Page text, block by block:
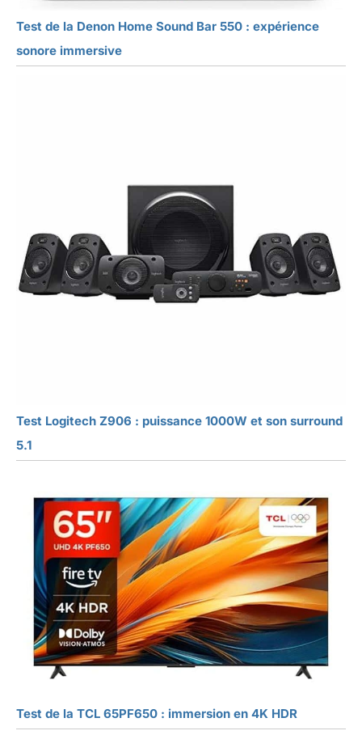
Test de la Denon Home Sound Bar 550 : expérience
sonore immersive
Test Logitech Z906 : puissance 1000W et son surround
5.1
Test de la TCL 65PF650 : immersion en 4K HDR